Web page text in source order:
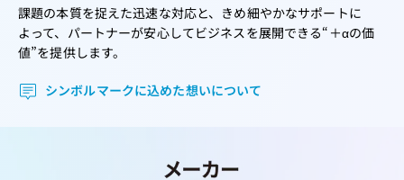
課題の本質を捉えた迅速な対応と、きめ細やかなサポートに
よって、パートナーが安心してビジネスを展開できる“＋αの価
値”を提供します。
シンボルマークに込めた想いについて